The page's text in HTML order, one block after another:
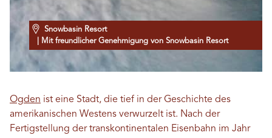
Snowbasin Resort
| Mit freundlicher Genehmigung von Snowbasin Resort
Ogden ist eine Stadt, die tief in der Geschichte des
amerikanischen Westens verwurzelt ist. Nach der
Fertigstellung der transkontinentalen Eisenbahn im Jahr